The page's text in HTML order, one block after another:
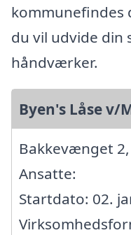
kommunefindes
du vil udvide din
håndværker.
Byen's Låse v/
Bakkevænget
Ansatte:
Startdato: 02.